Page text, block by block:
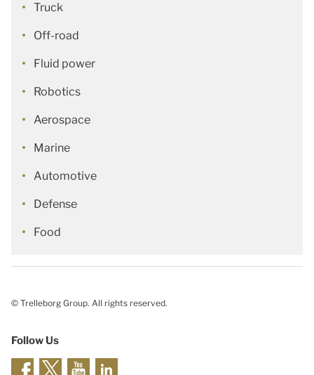
Truck
Off-road
Fluid power
Robotics
Aerospace
Marine
Automotive
Defense
Food
© Trelleborg Group. All rights reserved.
Follow Us